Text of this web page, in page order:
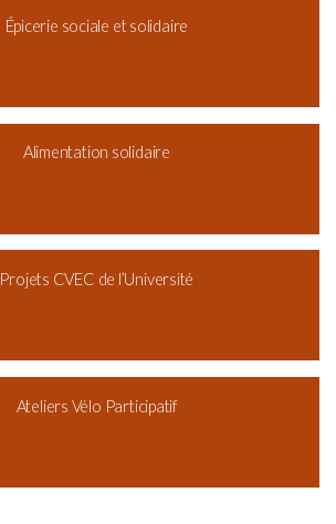
Épicerie sociale et solidaire
Alimentation solidaire
Projets CVEC de l’Université
Ateliers Vélo Participatif